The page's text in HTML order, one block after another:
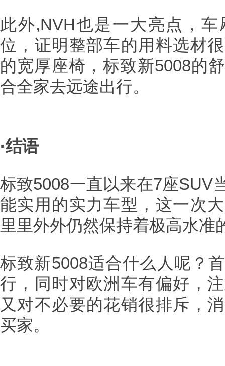
此外,NVH也是一大亮点，
位，证明整部车的用料选材
的宽厚座椅，标致新5008的
合全家去远途出行。
·结语
标致5008一直以来在7座SUV
能实用的实力车型，这一次
里里外外仍然保持着极高水准
标致新5008适合什么人呢？
行，同时对欧洲车有偏好，
又对不必要的花销很排斥，
买家。